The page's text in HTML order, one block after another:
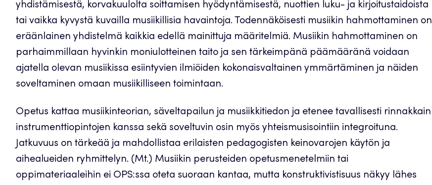
yhdistämisestä, korvakuulolta soittamisen hyödyntämisestä, nuottien luku- ja kirjoitustaidoista
tai vaikka kyvystä kuvailla musiikillisia havaintoja. Todennäköisesti musiikin hahmottaminen on
eräänlainen yhdistelmä kaikkia edellä mainittuja määritelmiä. Musiikin hahmottaminen on
parhaimmillaan hyvinkin moniulotteinen taito ja sen tärkeimpänä päämääränä voidaan
ajatella olevan musiikissa esiintyvien ilmiöiden kokonaisvaltainen ymmärtäminen ja näiden
soveltaminen omaan musiikilliseen toimintaan.
Opetus kattaa musiikinteorian, säveltapailun ja musiikkitiedon ja etenee tavallisesti rinnakkain
instrumenttiopintojen kanssa sekä soveltuvin osin myös yhteismusisointiin integroituna.
Jatkuvuus on tärkeää ja mahdollistaa erilaisten pedagogisten keinovarojen käytön ja
aihealueiden ryhmittelyn. (Mt.) Musiikin perusteiden opetusmenetelmiin tai
oppimateriaaleihin ei OPS:ssa oteta suoraan kantaa, mutta konstruktivistisuus näkyy lähes